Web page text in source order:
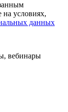
на условиях,
данных
вебинары